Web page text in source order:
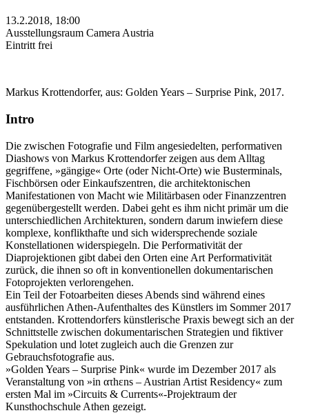
13.2.2018, 18:00
Ausstellungsraum Camera Austria
Eintritt frei
Markus Krottendorfer, aus: Golden Years – Surprise Pink, 2017.
Intro
Die zwischen Fotografie und Film angesiedelten, performativen
Diashows von Markus Krottendorfer zeigen aus dem Alltag
gegriffene, »gängige« Orte (oder Nicht-Orte) wie Busterminals,
Fischbörsen oder Einkaufszentren, die architektonischen
Manifestationen von Macht wie Militärbasen oder Finanzzentren
gegenübergestellt werden. Dabei geht es ihm nicht primär um die
unterschiedlichen Architekturen, sondern darum inwiefern diese
komplexe, konflikthafte und sich widersprechende soziale
Konstellationen widerspiegeln. Die Performativität der
Diaprojektionen gibt dabei den Orten eine Art Performativität
zurück, die ihnen so oft in konventionellen dokumentarischen
Fotoprojekten verlorengehen.
Ein Teil der Fotoarbeiten dieses Abends sind während eines
ausführlichen Athen-Aufenthaltes des Künstlers im Sommer 2017
entstanden. Krottendorfers künstlerische Praxis bewegt sich an der
Schnittstelle zwischen dokumentarischen Strategien und fiktiver
Spekulation und lotet zugleich auch die Grenzen zur
Gebrauchsfotografie aus.
»Golden Years – Surprise Pink« wurde im Dezember 2017 als
Veranstaltung von »in ατhεns – Austrian Artist Residency« zum
ersten Mal im »Circuits & Currents«-Projektraum der
Kunsthochschule Athen gezeigt.